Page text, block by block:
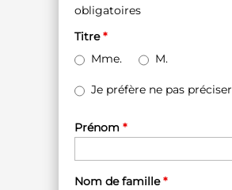
obligatoires
Titre*
Mme.
M.
Je préfère ne pas préciser
Prénom *
Nom de famille*